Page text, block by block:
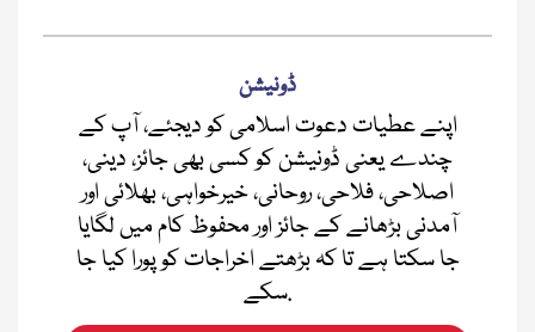
ڈونیشن
اپنے عطیات دعوت اسلامی کو دیجئے، آپ کے
چندے یعنی ڈونیشن کو کسی بھی جائز، دینی،
اصلاحی، فلاحی، روحانی، خیرخواہی، بھلائی اور
آمدنی بڑھانے کے جائز اور محفوظ کام میں لگایا
جا سکتا ہے تا کہ بڑھتے اخراجات کو پورا کیا جا
سکے.